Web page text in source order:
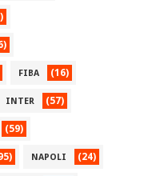
FIBA (16)
INTER (57)
(59)
NAPOLI (24)